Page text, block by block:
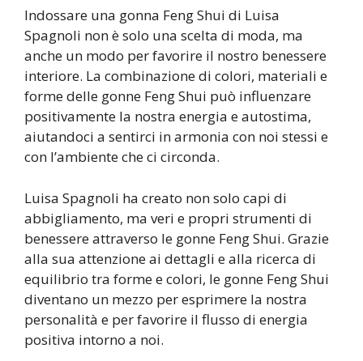
Indossare una gonna Feng Shui di Luisa
Spagnoli non è solo una scelta di moda, ma
anche un modo per favorire il nostro benessere
interiore. La combinazione di colori, materiali e
forme delle gonne Feng Shui può influenzare
positivamente la nostra energia e autostima,
aiutandoci a sentirci in armonia con noi stessi e
con l’ambiente che ci circonda.
Luisa Spagnoli ha creato non solo capi di
abbigliamento, ma veri e propri strumenti di
benessere attraverso le gonne Feng Shui. Grazie
alla sua attenzione ai dettagli e alla ricerca di
equilibrio tra forme e colori, le gonne Feng Shui
diventano un mezzo per esprimere la nostra
personalità e per favorire il flusso di energia
positiva intorno a noi.